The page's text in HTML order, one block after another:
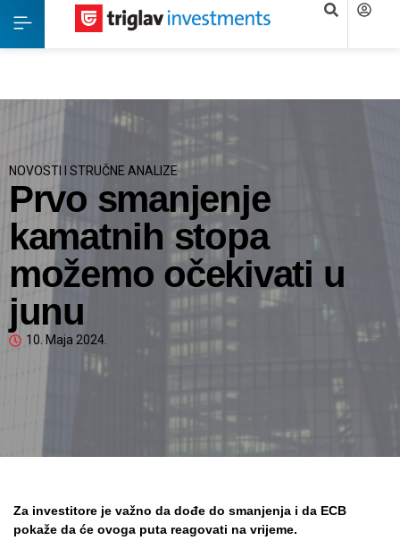
NOVOSTI I STRUČNE ANALIZE
Prvo smanjenje
kamatnih stopa
možemo očekivati u
junu
10. Maja 2024.
Za investitore je važno da dođe do smanjenja i da ECB
pokaže da će ovoga puta reagovati na vrijeme.